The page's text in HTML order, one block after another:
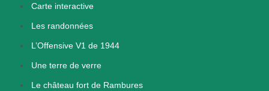
Carte interactive
Les randonnées
L’Offensive V1 de 1944
Une terre de verre
Le château fort de Rambures